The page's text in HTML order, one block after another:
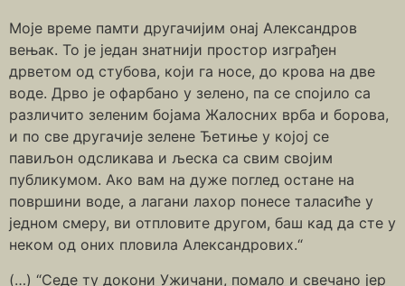
Моје време памти другачијим онај Александров
вењак. То је један знатнији простор изграђен
дрветом од стубова, који га носе, до крова на две
воде. Дрво је офарбано у зелено, па се спојило са
различито зеленим бојама Жалосних врба и борова,
и по све другачије зелене Ђетиње у којој се
павиљон одсликава и љеска са свим својим
публикумом. Ако вам на дуже поглед остане на
површини воде, а лагани лахор понесе таласиће у
једном смеру, ви отпловите другом, баш кад да сте у
неком од оних пловила Александрових.“
(…) “Седе ту докони Ужичани, помало и свечано јер